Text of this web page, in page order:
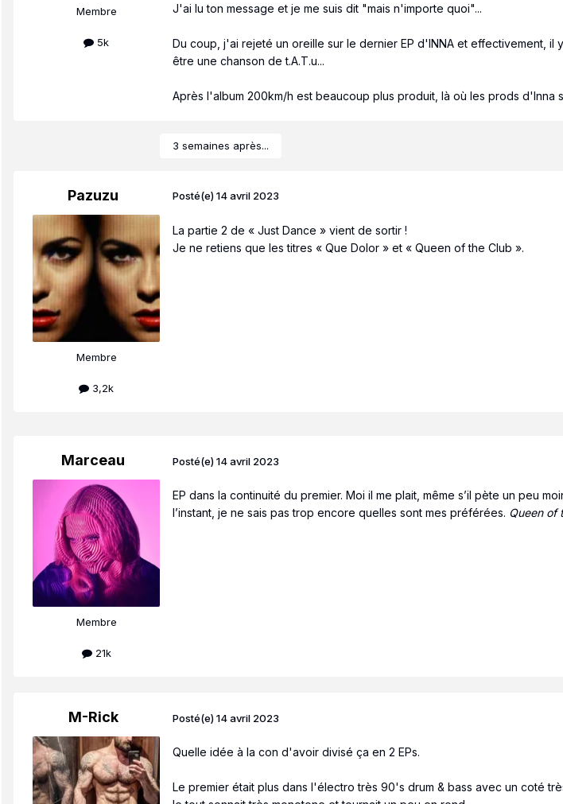
Membre
5k
J'ai lu ton message et je me suis dit "mais n'importe quoi"...
Du coup, j'ai rejeté un oreille sur le dernier EP d'INNA et effectivement, il
être une chanson de t.A.T.u...
Après l'album 200km/h est beaucoup plus produit, là où les prods d'Inna
3 semaines après...
Pazuzu
Membre
3,2k
Posté(e)14 avril 2023
La partie 2 de « Just Dance » vient de sortir !
Je ne retiens que les titres « Que Dolor » et « Queen of the Club ».
Marceau
Membre
21k
Posté(e)14 avril 2023
EP dans la continuité du premier. Moi il me plait, même s’il pète un peu
l’instant, je ne sais pas trop encore quelles sont mes préférées. Queen of
M-Rick Posté(e)14 avril 2023
Quelle idée à la con d'avoir divisé ça en 2 EPs.
Le premier était plus dans l'électro très 90's drum & bass avec un coté